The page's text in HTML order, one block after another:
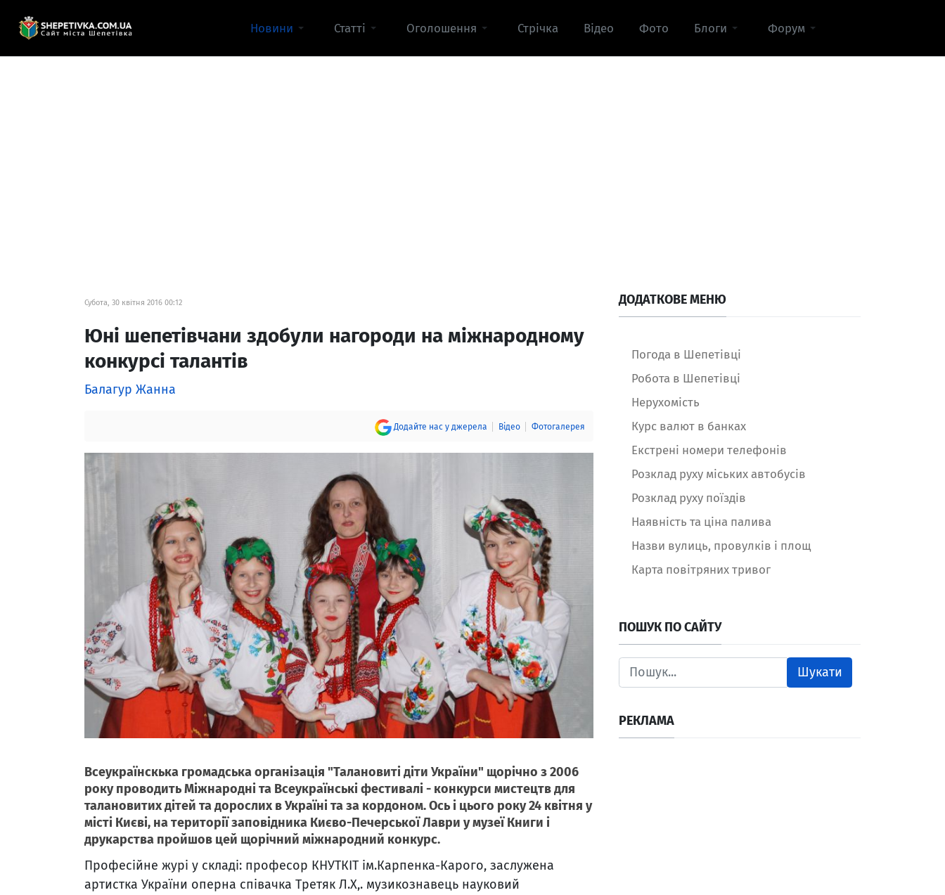
Новини Статті Оголошення Стрічка Відео Фото Блоги Форум
Субота, 30 квітня 2016 00:12
Юні шепетівчани здобули нагороди на міжнародному
конкурсі талантів
Балагур Жанна
Додайте нас у джерела Відео Фотогалерея
Всеукраїнскька громадська організація "Талановиті діти України" щорічно з 2006
року проводить Міжнародні та Всеукраїнські фестивалі - конкурси мистецтв для
талановитих дітей та дорослих в Україні та за кордоном. Ось і цього року 24 квітня у
місті Києві, на території заповідника Києво-Печерської Лаври у музеї Книги і
друкарства пройшов цей щорічний міжнародний конкурс.
Професійне журі у складі: професор КНУТКІТ ім.Карпенка-Карого, заслужена
артистка України оперна співачка Третяк Л.Х,. музикознавець науковий
ДОДАТКОВЕ МЕНЮ
Погода в Шепетівці
Робота в Шепетівці
Нерухомість
Курс валют в банках
Екстрені номери телефонів
Розклад руху міських автобусів
Розклад руху поїздів
Наявність та ціна палива
Назви вулиць, провулків і площ
Карта повітряних тривог
ПОШУК ПО САЙТУ
Шукати
РЕКЛАМА